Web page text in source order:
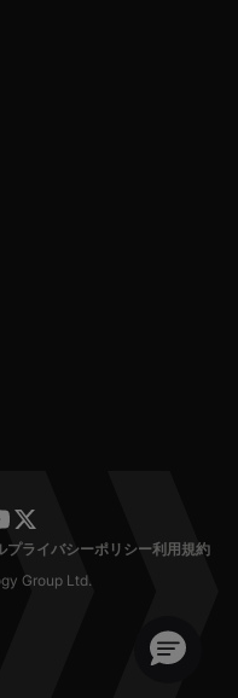
Group Ltd.
プライバシーポリシー利用規約